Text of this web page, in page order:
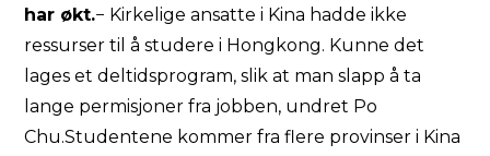
har økt.− Kirkelige ansatte i Kina hadde ikke
ressurser til å studere i Hongkong. Kunne det
lages et deltidsprogram, slik at man slapp å ta
lange permisjoner fra jobben, undret Po
Chu.Studentene kommer fra flere provinser i Kina